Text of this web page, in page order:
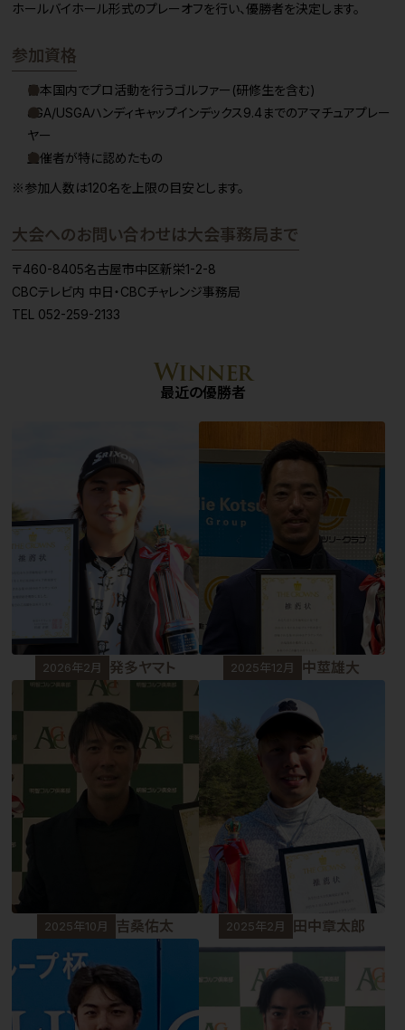
ホールバイホール形式のプレーオフを行い、優勝者を決定します。
参加資格
日本国内でプロ活動を行うゴルファー(研修生を含む)
JGA/USGAハンディキャップインデックス9.4までのアマチュアプレー
ヤー
主催者が特に認めたもの
※参加人数は120名を上限の目安とします。
大会へのお問い合わせは大会事務局まで
〒460-8405名古屋市中区新栄1-2-8
CBCテレビ内 中日・CBCチャレンジ事務局
TEL 052-259-2133
最近の優勝者
2026年2月 発多ヤマト 2025年12月 中莖雄大
2025年10月 吉桑佑太 2025年2月 田中章太郎